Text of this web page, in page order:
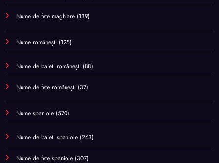
Nume de fete maghiare (139)
Nume românești (125)
Nume de baieti românești (88)
Nume de fete românești (37)
Nume spaniole (570)
Nume de baieti spaniole (263)
Nume de fete spaniole (307)